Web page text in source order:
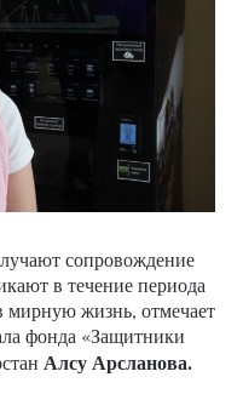
сопровождение
в течение периода
мирную жизнь, отмечает
фонда «Защитники
Алсу Арсланова.